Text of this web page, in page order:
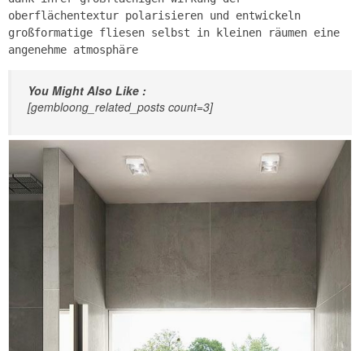
oberflächentextur polarisieren und entwickeln
großformatige fliesen selbst in kleinen räumen eine
angenehme atmosphäre
You Might Also Like :
[gembloong_related_posts count=3]